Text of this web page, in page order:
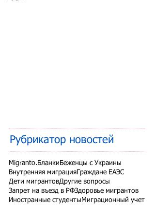
Рубрикатор новостей
Migranto.Бланки Беженцы с Украины
Внутренняя миграцияГраждане ЕАЭС
Дети мигрантовДругие вопросы
Запрет на въезд в РФЗдоровье мигрантов
Иностранные студенты Миграционный учет